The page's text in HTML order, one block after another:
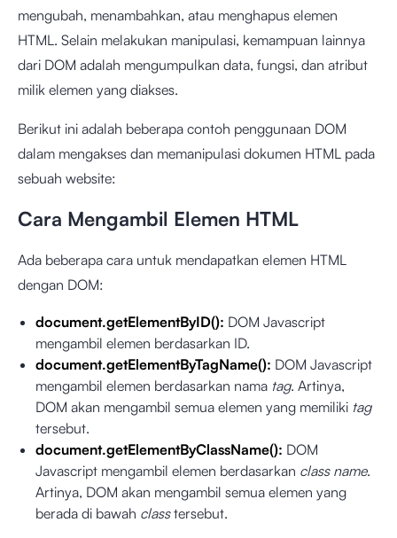
mengubah, menambahkan, atau menghapus elemen
HTML. Selain melakukan manipulasi, kemampuan lainnya
dari DOM adalah mengumpulkan data, fungsi, dan atribut
milik elemen yang diakses.
Berikut ini adalah beberapa contoh penggunaan DOM
dalam mengakses dan memanipulasi dokumen HTML pada
sebuah website:
Cara Mengambil Elemen HTML
Ada beberapa cara untuk mendapatkan elemen HTML
dengan DOM:
document.getElementByID(): DOM Javascript
mengambil elemen berdasarkan ID.
document.getElementByTagName(): DOM Javascript
mengambil elemen berdasarkan nama tag. Artinya,
DOM akan mengambil semua elemen yang memiliki tag
tersebut.
document.getElementByClassName(): DOM
Javascript mengambil elemen berdasarkan class name.
Artinya, DOM akan mengambil semua elemen yang
berada di bawah classtersebut.